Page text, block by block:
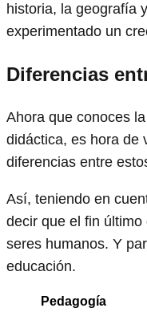
historia, la geografía
experimentado un
Diferencias
Ahora que conoces
didáctica, es hora de
diferencias entre
Así, teniendo en
decir que el fin
seres humanos. Y
educación.
Pedagogía